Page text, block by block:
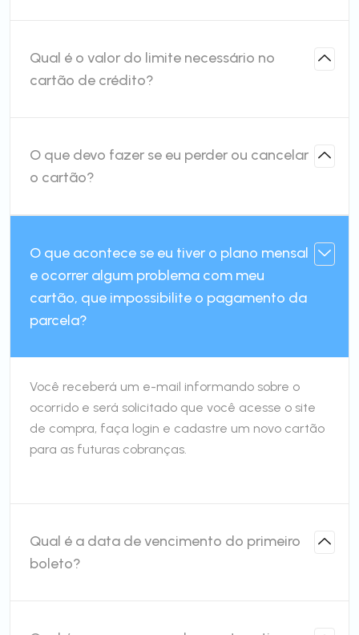
Qual é o valor do limite necessário no
cartão de crédito?
O que devo fazer se eu perder ou cancelar
o cartão?
O que acontece se eu tiver o plano mensal
e ocorrer algum problema com meu
cartão, que impossibilite o pagamento da
parcela?
Você receberá um e-mail informando sobre o
ocorrido e será solicitado que você acesse o site
de compra, faça login e cadastre um novo cartão
para as futuras cobranças.
Qual é a data de vencimento do primeiro
boleto?